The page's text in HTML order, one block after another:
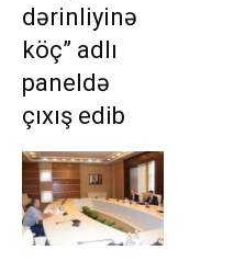
dərinliyinə
köç” adlı
paneldə
çıxış edib